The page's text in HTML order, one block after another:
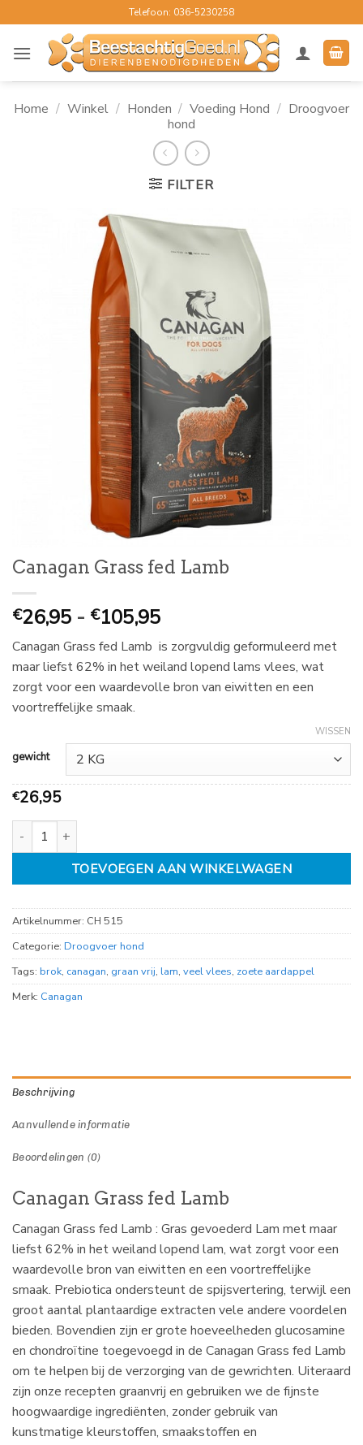
naar
inhoud
Telefoon: 036-5230258
Home / Winkel / Honden / Voeding Hond / Droogvoer
hond
FILTER
Canagan Grass fed Lamb
€26,95 - €105,95Prijsklasse:
€
26,95
tot
€
Canagan Grass fed Lamb is zorgvuldig geformuleerd met
maar liefst 62% in het weiland lopend lams vlees, wat
zorgt voor een waardevolle bron van eiwitten en een
voortreffelijke smaak.
gewicht
WISSEN
€26,95
Canagan Grass fed Lamb aantal
TOEVOEGEN AAN WINKELWAGEN
Artikelnummer: CH 515
Categorie: Droogvoer hond
Tags: brok, canagan, graan vrij, lam, veel vlees, zoete aardappel
Merk: Canagan
Beschrijving
Aanvullende informatie
Beoordelingen (0)
Canagan Grass fed Lamb
Canagan Grass fed Lamb : Gras gevoederd Lam met maar
liefst 62% in het weiland lopend lam, wat zorgt voor een
waardevolle bron van eiwitten en een voortreffelijke
smaak. Prebiotica ondersteunt de spijsvertering, terwijl een
groot aantal plantaardige extracten vele andere voordelen
bieden. Bovendien zijn er grote hoeveelheden glucosamine
en chondroïtine toegevoegd in de Canagan Grass fed Lamb
om te helpen bij de verzorging van de gewrichten. Uiteraard
zijn onze recepten graanvrij en gebruiken we de fijnste
hoogwaardige ingrediënten, zonder gebruik van
kunstmatige kleurstoffen, smaakstoffen en